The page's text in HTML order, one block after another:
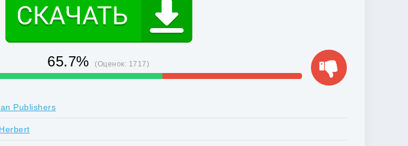
65.7% (Оценок: 1717)
Publishers